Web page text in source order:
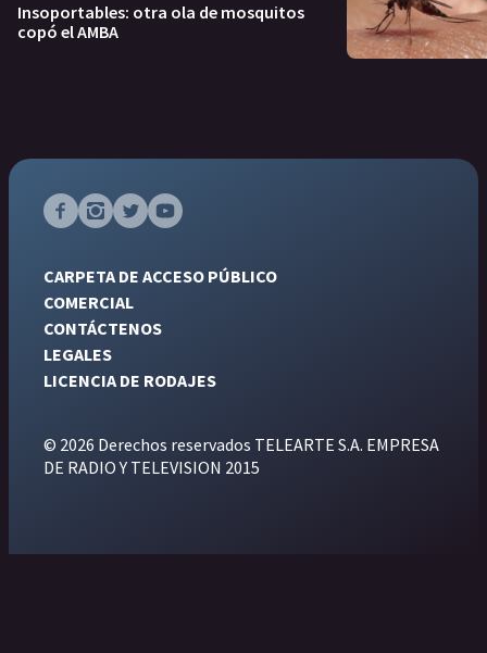
Insoportables: otra ola de mosquitos
copó el AMBA
CARPETA DE ACCESO PÚBLICO
COMERCIAL
CONTÁCTENOS
LEGALES
LICENCIA DE RODAJES
© 2026 Derechos reservados TELEARTE S.A. EMPRESA
DE RADIO Y TELEVISION 2015